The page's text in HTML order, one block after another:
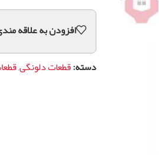
افزودن به علاقه
دسته:قطعات دلونگی,